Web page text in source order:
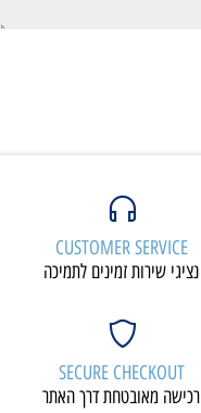
CUSTOMER SERVICE
נציגי שירות זמינים לתמיכה
SECURE CHECKOUT
רכישה מאובטחת דרך האתר